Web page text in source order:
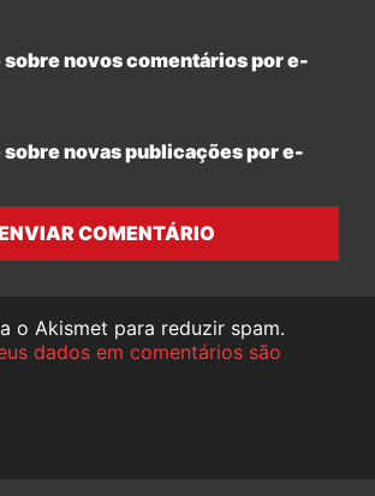
novos comentários por e-
novas publicações por e-
COMENTÁRIO
o Akismet para reduzir spam.
dados em comentários são